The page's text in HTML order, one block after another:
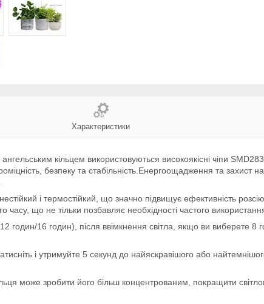
Характеристики
кільцем використовуються високоякісні чіпи
безпеку та стабільність.Енергоощадження та захист
і термостійкий, що значно підвищує ефективність
що не тільки позбавляє необхідності частого
годин/16 годин), після ввімкнення світла, якщо ви виберете 8
і утримуйте 5 секунд до найяскравішого або
може зробити його більш концентрованим, покращити